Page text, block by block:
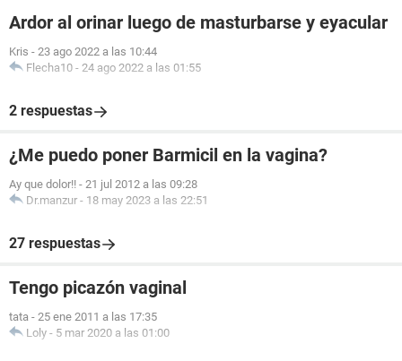
Ardor al orinar luego de masturbarse y eyacular
Kris - 23 ago 2022 a las 10:44
Flecha10 - 24 ago 2022 a las 01:55
2 respuestas
¿Me puedo poner Barmicil en la vagina?
Ay que dolor!! - 21 jul 2012 a las 09:28
Dr.manzur - 18 may 2023 a las 22:51
27 respuestas
Tengo picazón vaginal
tata - 25 ene 2011 a las 17:35
Loly - 5 mar 2020 a las 01:00